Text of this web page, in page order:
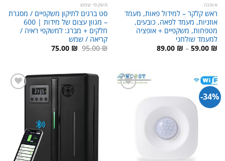
אופנה
ראש קלקר – למידול פאות, מעמד
אוזניות, מעמד לפאה, כובעים,
מטפחות, משקפיים + אופציה
למעמד שולחני
59.00 ₪
–
89.00 ₪ טווח
מחירים:
משקפי שמש
סט ברגים לתיקון משקפיים / מסגרת
– מגוון עצום של מידות | 600
חלקים + מברג: למשקפי ראיה /
קריאה / שמש
95.00₪ המחיר
המקורי
75.00 ₪ המחיר
הנוכחי
34%-